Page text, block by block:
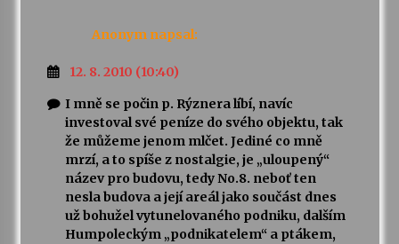
Anonym napsal:
12. 8. 2010 (10:40)
I mně se počin p. Rýznera líbí, navíc
investoval své peníze do svého objektu, tak
že můžeme jenom mlčet. Jediné co mně
mrzí, a to spíše z nostalgie, je „uloupený“
název pro budovu, tedy No.8. neboť ten
nesla budova a její areál jako součást dnes
už bohužel vytunelovaného podniku, dalším
Humpoleckým „podnikatelem“ a ptákem,